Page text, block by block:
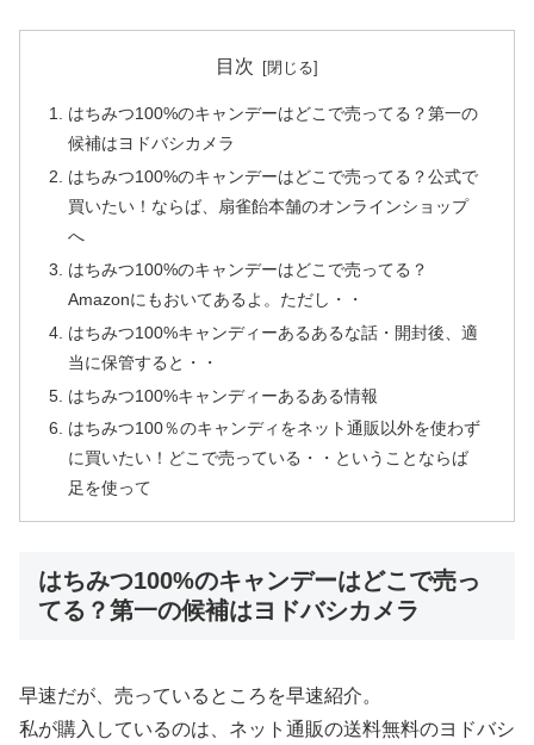
目次
はちみつ100%のキャンデーはどこで売ってる？第一の
候補はヨドバシカメラ
はちみつ100%のキャンデーはどこで売ってる？公式で
買いたい！ならば、扇雀飴本舗のオンラインショップ
へ
はちみつ100%のキャンデーはどこで売ってる？
Amazonにもおいてあるよ。ただし・・
はちみつ100%キャンディーあるあるな話・開封後、適
当に保管すると・・
はちみつ100%キャンディーあるある情報
はちみつ100％のキャンディをネット通販以外を使わず
に買いたい！どこで売っている・・ということならば
足を使って
はちみつ100%のキャンデーはどこで売っ
てる？第一の候補はヨドバシカメラ
早速だが、売っているところを早速紹介。
私が購入しているのは、ネット通販の送料無料のヨドバシ